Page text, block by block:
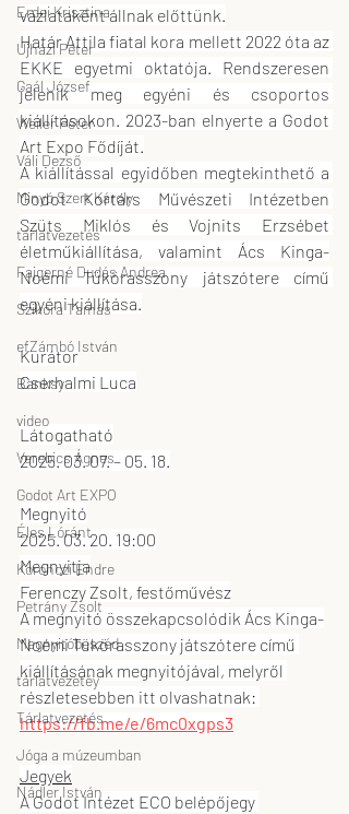
Erdei Krisztina
Ujházi Péter
Gaál József
Weiler Péter
Váli Dezső
Minyó Szert Károly
tárlatvezetés
Fajgerné Dudás Andrea
Szikora Tamás
efZámbó István
Banksy
video
Verebics Ágnes
Godot Art EXPO
Éles Lóránt
Koronczi Endre
Petrány Zsolt
Megnyitóbeszéd
tárlatvezetéy
Tárlatvezetés
Jóga a múzeumban
Nádler István
vázlataként állnak előttünk.
Határ Attila fiatal kora mellett 2022 óta az
EKKE egyetmi oktatója. Rendszeresen
jelenik meg egyéni és csoportos
kiállításokon. 2023-ban elnyerte a Godot
Art Expo Fődíját.
A kiállítással egyidőben megtekinthető a
Godot Kortárs Művészeti Intézetben
Szüts Miklós és Vojnits Erzsébet
életműkiállítása, valamint Ács Kinga-
Noémi Tükörasszony játszótere című
egyéni kiállítása.
Kurátor
Cserhalmi Luca
Látogatható
2025. 03. 07. – 05. 18.
Megnyitó
2025. 03. 20. 19:00
Megnyitja
Ferenczy Zsolt, festőművész
A megnyitó összekapcsolódik Ács Kinga-
Noémi Tükörasszony játszótere című
kiállításának megnyitójával, melyről
részletesebben itt olvashatnak:
https://fb.me/e/6mc0xgps3
Jegyek
A Godot Intézet ECO belépőjegy